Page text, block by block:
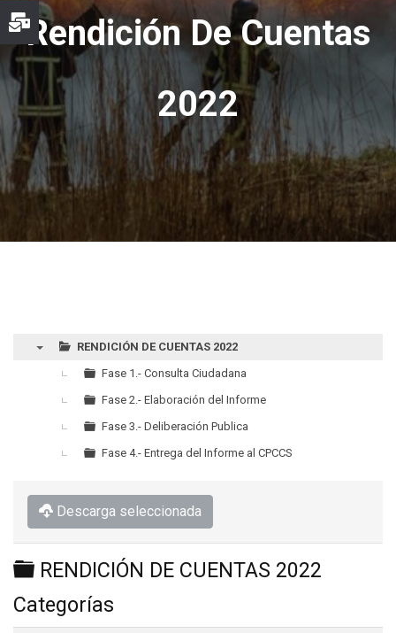
Rendición De Cuentas
2022
RENDICIÓN DE CUENTAS 2022
Fase 1.- Consulta Ciudadana
Fase 2.- Elaboración del Informe
Fase 3.- Deliberación Publica
Fase 4.- Entrega del Informe al CPCCS
Descarga seleccionada
Carpeta
RENDICIÓN DE CUENTAS 2022
Categorías